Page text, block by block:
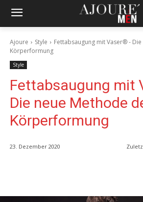
Ajoure Style
Fettabsaugung mit Vaser® -
Körperformung
Style
Fettabsaugung mit
Die neue Methode
Körperformung
23. Dezember 2020